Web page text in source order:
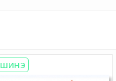
ШИНЭ